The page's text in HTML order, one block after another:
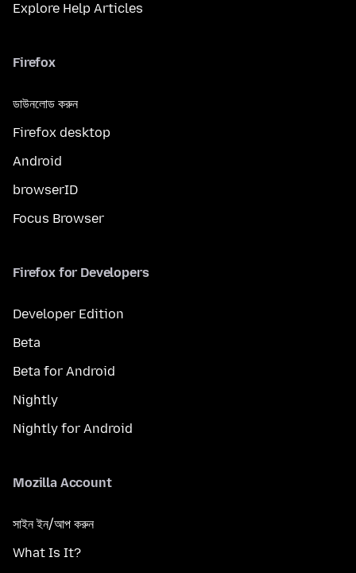
Explore Help Articles
Firefox
ডাউনলোড করুন
Firefox desktop
Android
browserID
Focus Browser
Firefox for Developers
Developer Edition
Beta
Beta for Android
Nightly
Nightly for Android
Mozilla Account
সাইন ইন/আপ করুন
What Is It?